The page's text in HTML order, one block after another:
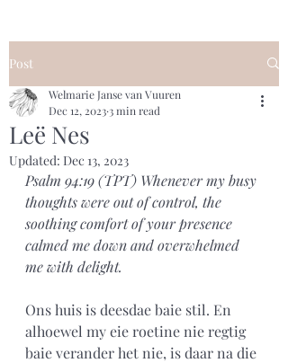
Post
Leë Nes
Welmarie Janse van Vuuren
Dec 12, 2023 3 min read
Updated: Dec 13, 2023
Psalm 94:19 (TPT) Whenever my busy
thoughts were out of control, the
soothing comfort of your presence
calmed me down and overwhelmed
me with delight.
Ons huis is deesdae baie stil. En
alhoewel my eie roetine nie regtig
baie verander het nie, is daar na die